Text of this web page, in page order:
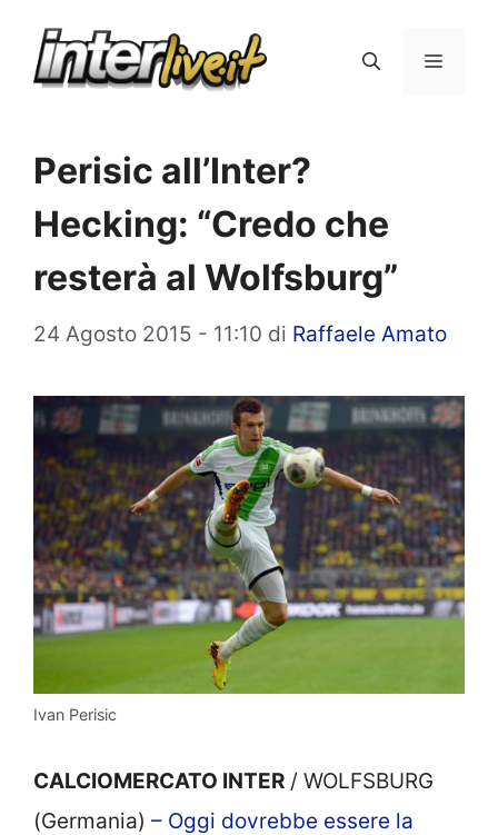
Menu
Perisic all’Inter?
Hecking: “Credo che
resterà al Wolfsburg”
24 Agosto 2015 - 11:10 di Raffaele Amato
Ivan Perisic
CALCIOMERCATO INTER / WOLFSBURG
(Germania) – Oggi dovrebbe essere la